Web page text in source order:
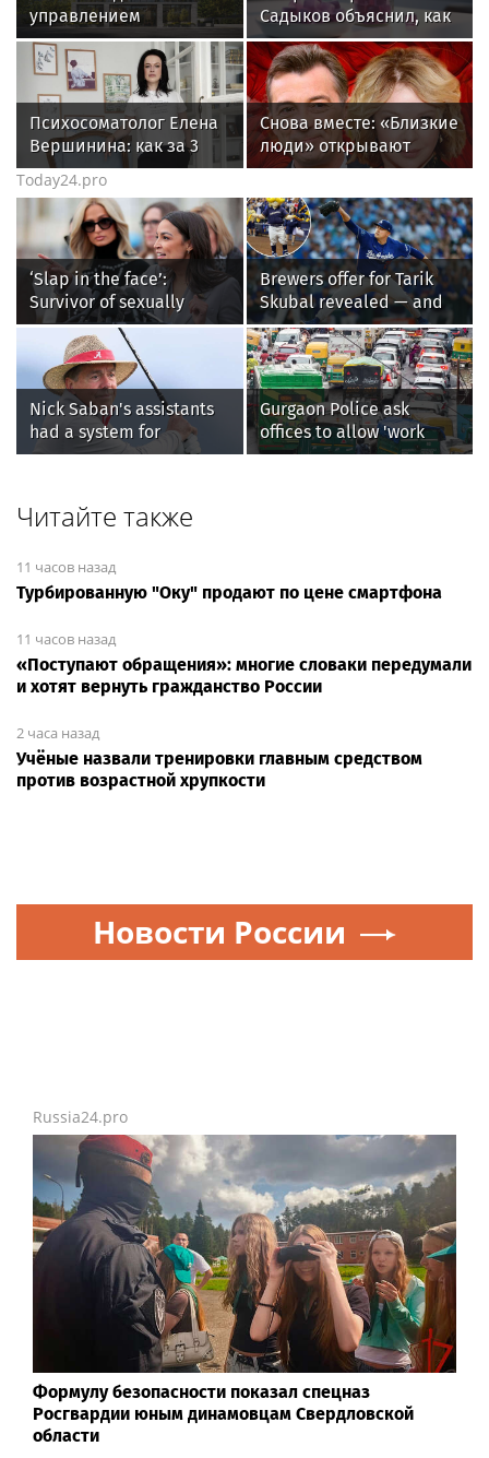
управлением
инвесткомпании AMCH
превысили $50 млн
Садыков объяснил, как
сахар в рационе
ускоряет изнашивание
тканей
Психосоматолог Елена
Вершинина: как за 3
минуты вернуть себе
равновесие
Снова вместе: «Близкие
люди» открывают
новый театральный
Today24.pro
‘Slap in the face’:
Survivor of sexually
explicit deepfakes
lashes out over
Republicans stalling on
AOC’s AI crimes bill
Brewers offer for Tarik
Skubal revealed — and
it’s better than the
Dodgers
Nick Saban's assistants
had a system for
sneaking onto golf
backfired
Gurgaon Police ask
offices to allow 'work
from home' as heavy rain
Читайте также
11 часов назад
Турбированную "Оку" продают по цене смартфона
11 часов назад
«Поступают обращения»: многие словаки передумали
и хотят вернуть гражданство России
2 часа назад
Учёные назвали тренировки главным средством
против возрастной хрупкости
Новости России
Russia24.pro
Формулу безопасности показал спецназ
Росгвардии юным динамовцам Свердловской
области